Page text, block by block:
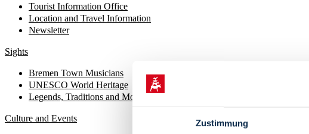
Zustimmung
Tourist Information Office
Location and Travel Information
Newsletter
Sights
Bremen Town Musicians
UNESCO World Heritage
Legends, Traditions and Monuments
Culture and Events